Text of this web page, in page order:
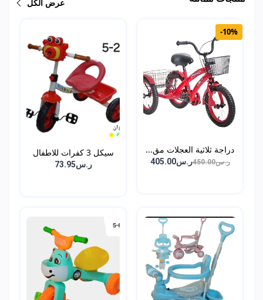
عرض الكل
-10%
دراجة ثلاثية العجلات مق...
ر.س450.00 ر.س405.00
سيكل 3 كفرات للاطفال
ر.س73.95